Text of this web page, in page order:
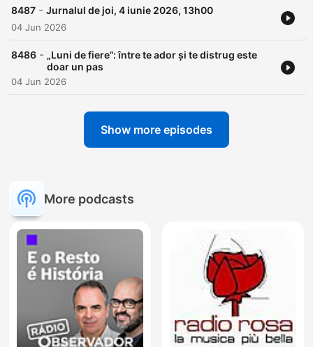
8487 - Jurnalul de joi, 4 iunie 2026, 13h00
04 Jun 2026
8486 - „Luni de fiere”: între te ador și te distrug este
doar un pas
04 Jun 2026
Show more episodes
More podcasts